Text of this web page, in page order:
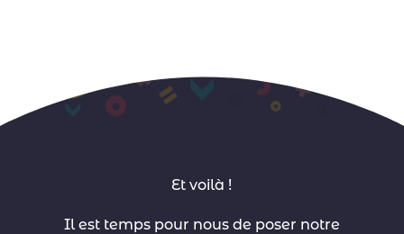
Et voilà !
Il est temps pour nous de poser notre